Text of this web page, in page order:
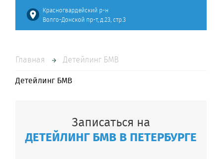
Красногвардейский р-н
Волго-Донской пр-т, д.23, стр.3
Главная Детейлинг БМВ
Детейлинг БМВ
Записаться на
ДЕТЕЙЛИНГ БМВ В ПЕТЕРБУРГЕ